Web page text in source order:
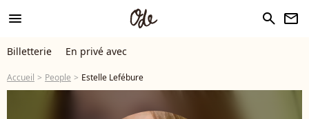
menu search newsletter
Billetterie En privé avec
Accueil People Estelle Lefébure